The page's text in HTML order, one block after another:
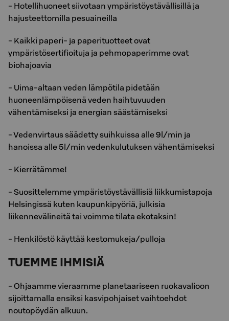
- Hotellihuoneet siivotaan ympäristöystävällisillä ja
hajusteettomilla pesuaineilla
- Kaikki paperi- ja paperituotteet ovat
ympäristösertifioituja ja pehmopaperimme ovat
biohajoavia
- Uima-altaan veden lämpötila pidetään
huoneenlämpöisenä veden haihtuvuuden
vähentämiseksi ja energian säästämiseksi
- Vedenvirtaus säädetty suihkuissa alle 9l/min ja
hanoissa alle 5l/min vedenkulutuksen vähentämiseksi
- Kierrätämme!
- Suosittelemme ympäristöystävällisiä liikkumistapoja
Helsingissä kuten kaupunkipyöriä, julkisia
liikennevälineitä tai voimme tilata ekotaksin!
- Henkilöstö käyttää kestomukeja/pulloja
TUEMME IHMISIÄ
- Ohjaamme vieraamme planetaariseen ruokavalioon
sijoittamalla ensiksi kasvipohjaiset vaihtoehdot
noutopöydän alkuun.